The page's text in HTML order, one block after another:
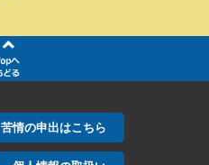
苦情の申出はこちら